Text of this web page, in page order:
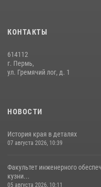
КОНТАКТЫ
614112
г. Пермь,
ул. Гремячий лог, д. 1
НОВОСТИ
История края в деталях
07 августа 2026, 10:39
Факультет инженерного
кузни...
05 августа 2026, 10:11